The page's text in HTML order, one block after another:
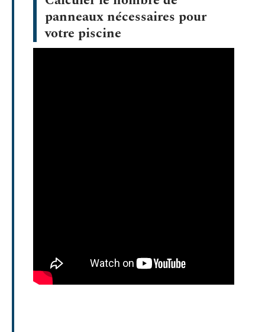
panneaux nécessaires pour
votre piscine